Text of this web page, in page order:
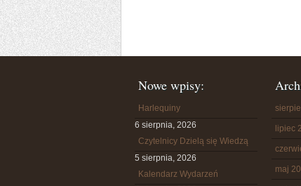
Nowe wpisy:
Harlequiny
6 sierpnia, 2026
Czytelnicy Dzielą się Wiedzą
5 sierpnia, 2026
Kalendarz Wydarzeń
lipiec
maj